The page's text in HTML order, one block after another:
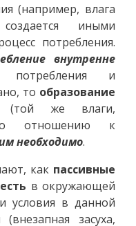
(например, влага
иными
потребления.
внутренне
и
то образование
(той же влаги,
отношению к
необходимо.
как пассивные
в окружающей
условия в данной
засуха,